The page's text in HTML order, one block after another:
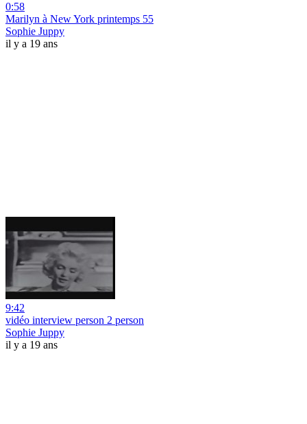
0:58
Marilyn à New York printemps 55
Sophie Juppy
il y a 19 ans
9:42
vidéo interview person 2 person
Sophie Juppy
il y a 19 ans